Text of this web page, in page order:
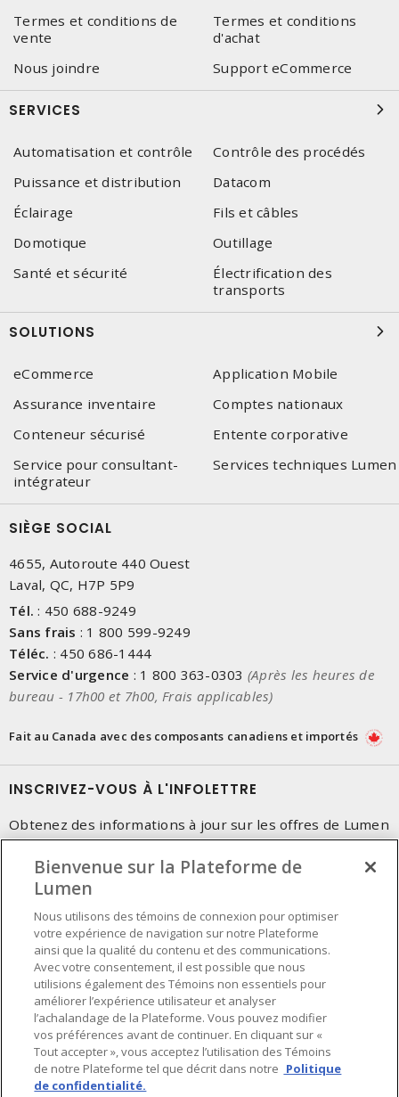
Termes et conditions de
vente
Termes et conditions
d'achat
Nous joindre
Support eCommerce
SERVICES
Automatisation et contrôle
Contrôle des procédés
Puissance et distribution
Datacom
Éclairage
Fils et câbles
Domotique
Outillage
Santé et sécurité
Électrification des
transports
SOLUTIONS
eCommerce
Application Mobile
Assurance inventaire
Comptes nationaux
Conteneur sécurisé
Entente corporative
Service pour consultant-
intégrateur
Services techniques Lumen
SIÈGE SOCIAL
4655, Autoroute 440 Ouest
Laval, QC, H7P 5P9
Tél. : 450 688-9249
Sans frais : 1 800 599-9249
Téléc. : 450 686-1444
Service d'urgence : 1 800 363-0303 (Après les heures de
bureau - 17h00 et 7h00, Frais applicables)
Fait au Canada avec des composants canadiens et importés
INSCRIVEZ-VOUS À L'INFOLETTRE
Obtenez des informations à jour sur les offres de Lumen
Préférences en matière de cookies
Bienvenue sur la Plateforme de
Lumen
Nous utilisons des témoins de connexion pour optimiser
votre expérience de navigation sur notre Plateforme
ainsi que la qualité du contenu et des communications.
Avec votre consentement, il est possible que nous
utilisions également des Témoins non essentiels pour
améliorer l’expérience utilisateur et analyser
l’achalandage de la Plateforme. Vous pouvez modifier
vos préférences avant de continuer. En cliquant sur «
Tout accepter », vous acceptez l’utilisation des Témoins
de notre Plateforme tel que décrit dans notre Politique
de confidentialité.